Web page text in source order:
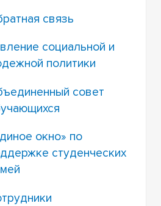
связь
социальной и
политики
совет
окно» по
студенческих